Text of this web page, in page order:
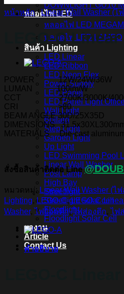
DOWNLIGHT GU10
หลอดไฟ LED
หลอดไฟ LED
หลอดไฟ LED LAMPO
สินค้า Lighting
LED Linear
LED Ribbon
LED Neon Flex
Power Supply
LED Panel
LED Panel Light
Wall Light
Bollard
Step Light
Garden Light
Up Light
LED Swimming Pool
Linear Wall Washer
Post Lamp
High Bay
Streetlight
Streetlight solar cell
Floodlight
Floodlight Solar Cell
ผลงาน
Article
Contact Us
หน้าหลัก / Linear Wall Washer (ไ
LEGO-C Linear
POWER 12W/24W/36W
LUMAN 100lm/W
CCT 2700K/3000K/
CRI >80
BEAM ANGLE 30D/25X35D
DIMENSIONS
MATERIALS Die-cast
สั่งซื้อสินค้าติดต่อ Line
หมวดหมู่: Linear Wall Washer (ไ
Lighting, LEGO-C,LEGO-C
Washer,ไฟย้อมตึก,ไฟส่องตึก,ไฟ
คำอธิบาย